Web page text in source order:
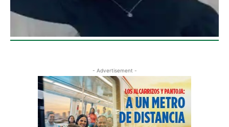
- Advertisement -